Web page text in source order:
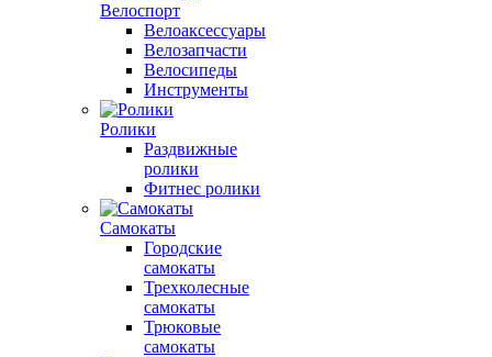
Велоспорт
Велоаксессуары
Велозапчасти
Велосипеды
Инструменты
Ролики
Раздвижные
ролики
Фитнес ролики
Самокаты
Городские
самокаты
Трехколесные
самокаты
Трюковые
самокаты